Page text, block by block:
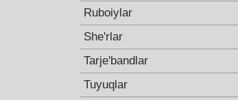
Ruboiylar
She'rlar
Tarje'bandlar
Tuyuqlar